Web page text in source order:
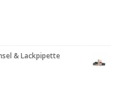
& Lackpipette